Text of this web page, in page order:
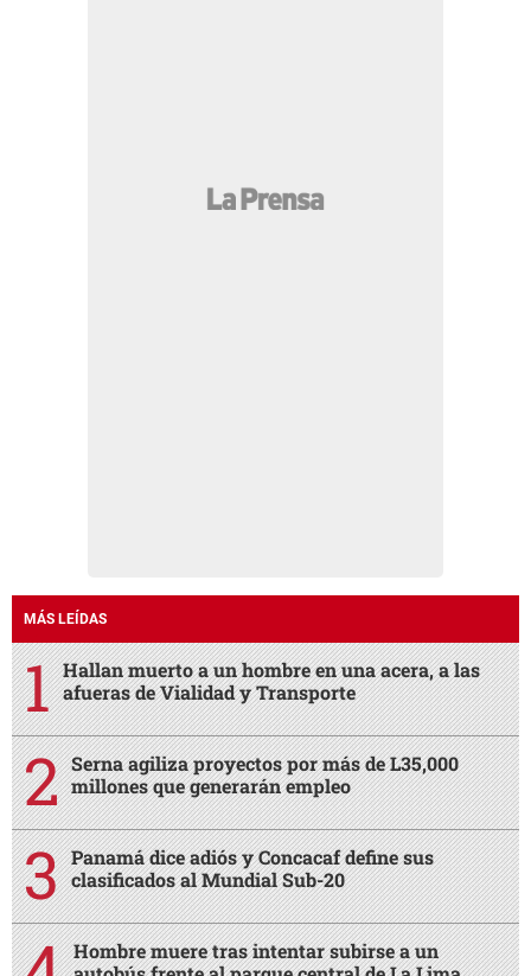
MÁS LEÍDAS
Hallan muerto a un hombre en una acera, a las
afueras de Vialidad y Transporte
Serna agiliza proyectos por más de L35,000
millones que generarán empleo
Panamá dice adiós y Concacaf define sus
clasificados al Mundial Sub-20
Hombre muere tras intentar subirse a un